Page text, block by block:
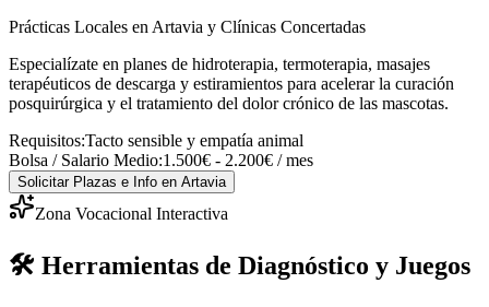
Prácticas Locales en Artavia y Clínicas Concertadas
Especialízate en planes de hidroterapia, termoterapia, masajes
terapéuticos de descarga y estiramientos para acelerar la curación
posquirúrgica y el tratamiento del dolor crónico de las mascotas.
Requisitos:Tacto sensible y empatía animal
Bolsa / Salario Medio:1.500€ - 2.200€ / mes
Solicitar Plazas e Info en Artavia
Zona Vocacional Interactiva
🛠️ Herramientas de Diagnóstico y Juegos